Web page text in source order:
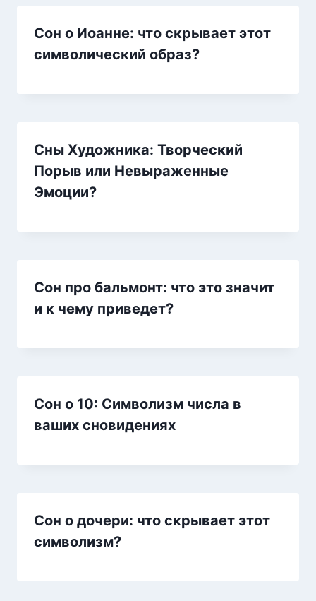
Сон о Иоанне: что скрывает этот
символический образ?
Сны Художника: Творческий
Порыв или Невыраженные
Эмоции?
Сон про бальмонт: что это значит
и к чему приведет?
Сон о 10: Символизм числа в
ваших сновидениях
Сон о дочери: что скрывает этот
символизм?